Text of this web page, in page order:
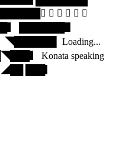
  ★  
███████▋
Loading...
Konata speaking
███▎